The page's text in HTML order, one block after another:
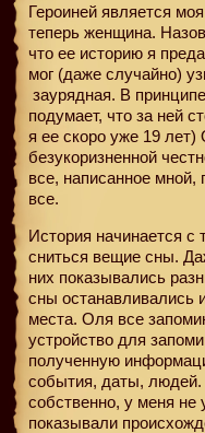
Героиней является
теперь женщина.
что ее историю я
мог (даже случайно)
заурядная. В
подумает, что за ней
я ее скоро уже 19 лет)
безукоризненной
все, написанное мной,
все.
История начинается с
сниться вещие сны.
них показывались
сны останавливались
места. Оля все
устройство для
полученную
события, даты, людей.
собственно, у меня не
показывали